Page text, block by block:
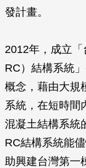
發計畫。
2012年，成立
RC）結構系統
概念，藉由大規
系統，在短時間
混凝土結構系統
RC結構系統能
助興建台灣第一